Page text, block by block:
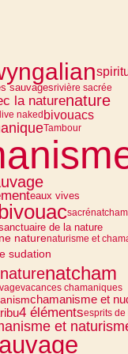
sauvagesrivière sacrée
la naturenature
live naked bivouacs
Tambour
eaux vives
bivouacsacré
de la nature
naturenaturisme et
sudation
natcham
vacances chamaniques
chamanisme et
4 élémentsesprits de
et